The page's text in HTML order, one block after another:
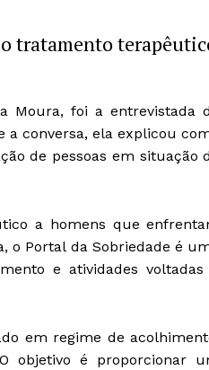
tratamento
Moura, foi a entrevistada
a conversa, ela explicou
de pessoas em situação
a homens que
o Portal da Sobriedade é
e atividades voltadas
em regime de
objetivo é proporcionar